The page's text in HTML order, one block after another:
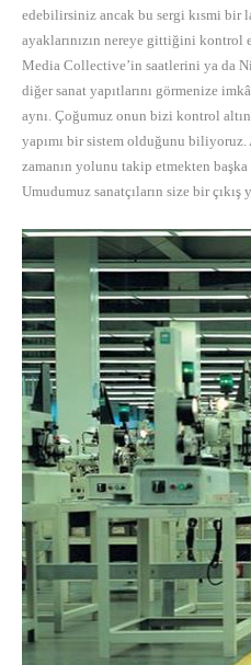
edebilirsiniz ancak bu sergi kısmi
ayaklarınızın nereye gittiğini kontrol
Media Collective’in saatlerini ya da
diğer sanat yapıtlarını görmenize
aynı. Çoğumuz onun bizi kontrol
yapımı bir sistem olduğunu
zamanın yolunu takip etmekten
Umudumuz sanatçıların size bir çıkış